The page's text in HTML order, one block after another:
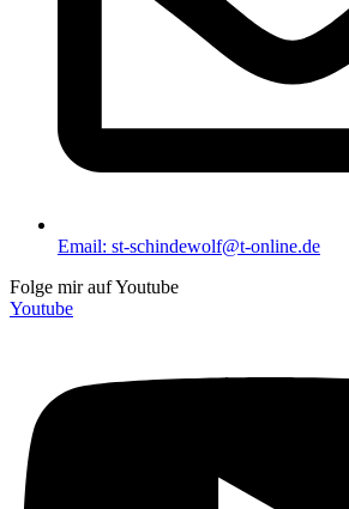
Email: st-schindewolf@t-online.de
Folge mir auf Youtube
Youtube